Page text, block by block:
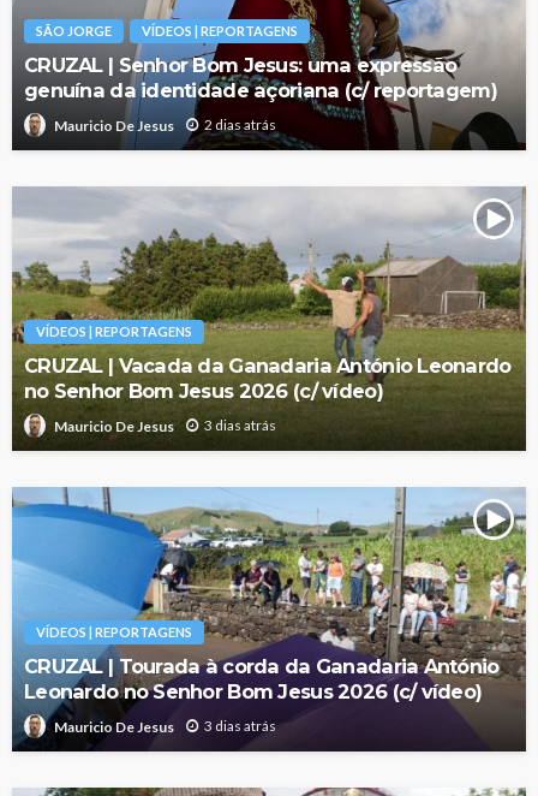
SÃO JORGE VÍDEOS | REPORTAGENS
CRUZAL | Senhor Bom Jesus: uma expressão
genuína da identidade açoriana (c/ reportagem)
Mauricio De Jesus 2 dias atrás
VÍDEOS | REPORTAGENS
CRUZAL | Vacada da Ganadaria António Leonardo
no Senhor Bom Jesus 2026 (c/ vídeo)
Mauricio De Jesus 3 dias atrás
VÍDEOS | REPORTAGENS
CRUZAL | Tourada à corda da Ganadaria António
Leonardo no Senhor Bom Jesus 2026 (c/ vídeo)
Mauricio De Jesus 3 dias atrás